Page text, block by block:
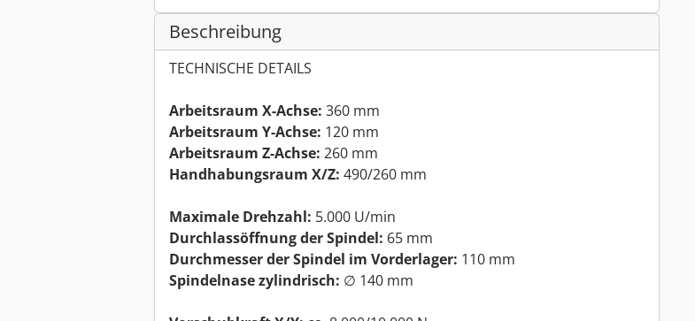
Beschreibung
TECHNISCHE DETAILS
Arbeitsraum X-Achse: 360 mm
Arbeitsraum Y-Achse: 120 mm
Arbeitsraum Z-Achse: 260 mm
Handhabungsraum X/Z: 490/260 mm
Maximale Drehzahl: 5.000 U/min
Durchlassöffnung der Spindel: 65 mm
Durchmesser der Spindel im Vorderlager: 110 mm
Spindelnase zylindrisch: ∅ 140 mm